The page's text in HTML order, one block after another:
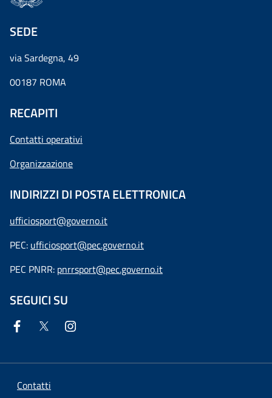
SEDE
via Sardegna, 49
00187 ROMA
RECAPITI
Contatti operativi
Organizzazione
INDIRIZZI DI POSTA ELETTRONICA
ufficiosport@governo.it
PEC: ufficiosport@pec.governo.it
PEC PNRR: pnrrsport@pec.governo.it
SEGUICI SU
Contatti